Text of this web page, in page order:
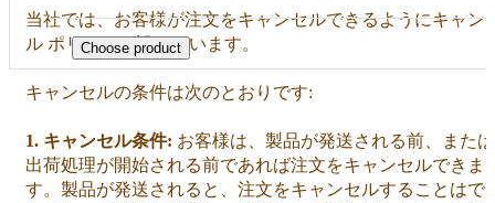
Choose product
当社では、お客様が注文をキャンセルできるようにキャン
ル ポリシーを設けています。
キャンセルの条件は次のとおりです:
1. キャンセル条件: お客様は、製品が発送される前、または
出荷処理が開始される前であれば注文をキャンセルできま
す。製品が発送されると、注文をキャンセルすることはで